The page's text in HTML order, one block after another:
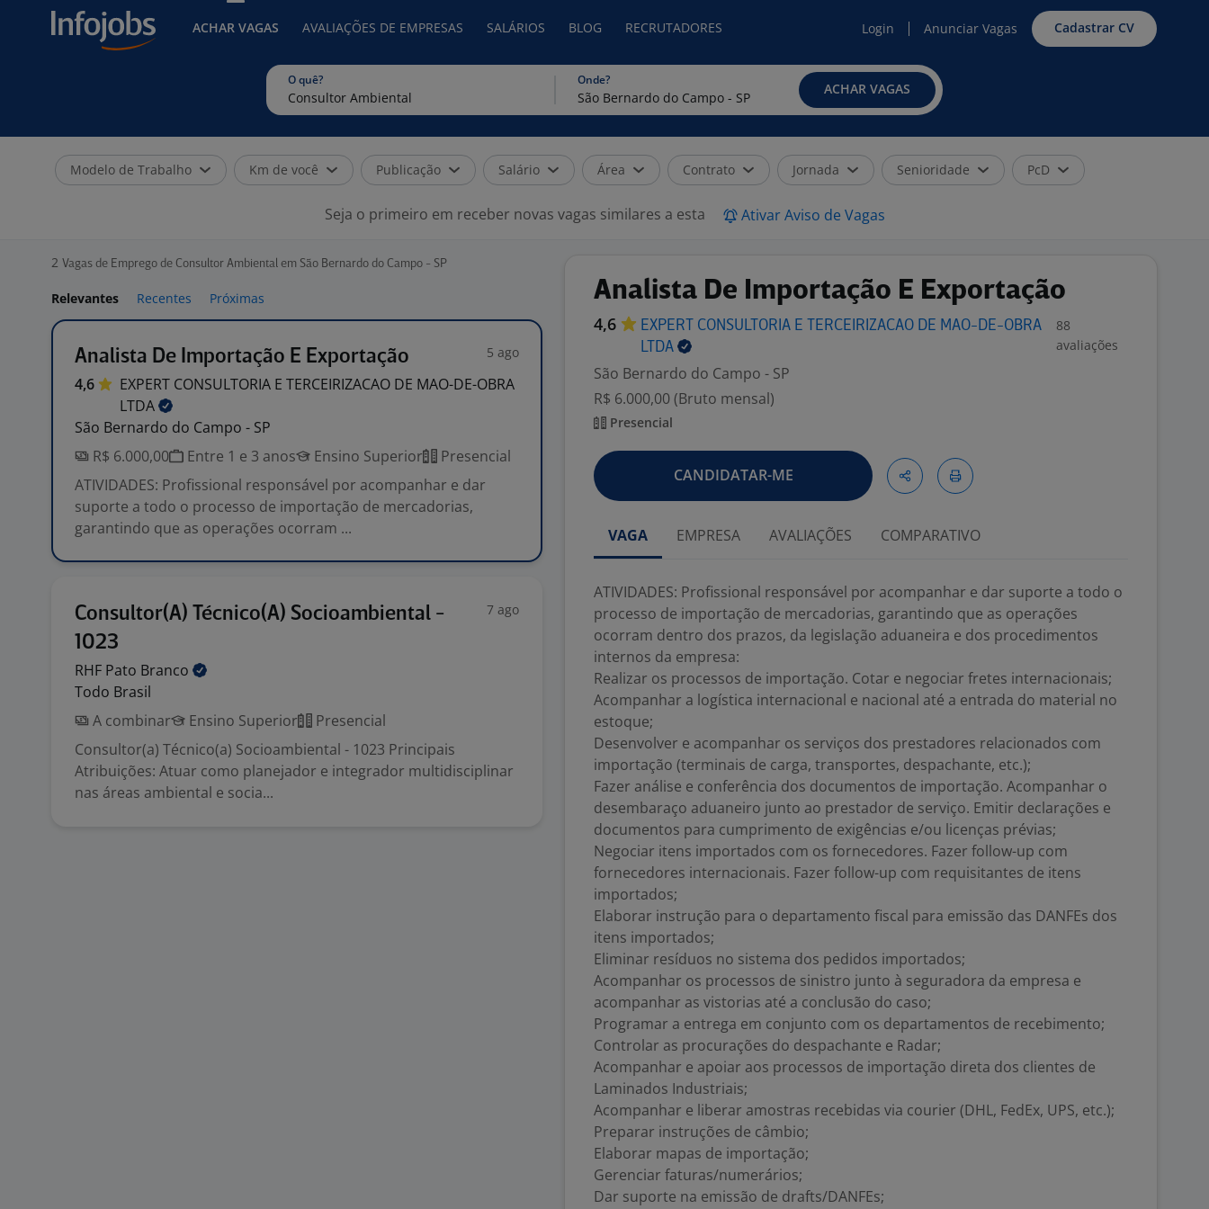
ACHAR VAGAS AVALIAÇÕES DE EMPRESAS SALÁRIOS BLOG RECRUTADORES Login Anunciar Vagas Cadastrar CV
O quê? Onde?
ACHAR VAGAS
Modelo de Trabalho Km de você Publicação Salário Área Contrato Jornada Senioridade PcD
Seja o primeiro em receber novas vagas similares a esta Ativar Aviso de Vagas
2 Vagas de Emprego de Consultor Ambiental em São Bernardo do Campo - SP
Relevantes Recentes Próximas
Analista De Importação E Exportação 5 ago
4,6
EXPERT CONSULTORIA E TERCEIRIZACAO DE MAO-DE-OBRA
LTDA
São Bernardo do Campo - SP
R$ 6.000,00
Entre 1 e 3 anos Ensino Superior
Presencial
ATIVIDADES: Profissional responsável por acompanhar e dar
suporte a todo o processo de importação de mercadorias,
garantindo que as operações ocorram ...
Consultor(A) Técnico(A) Socioambiental -
1023
7 ago
RHF Pato Branco
Todo Brasil
A combinar
Ensino Superior
Presencial
Consultor(a) Técnico(a) Socioambiental - 1023 Principais
Atribuições: Atuar como planejador e integrador multidisciplinar
nas áreas ambiental e socia...
Analista De Importação E Exportação
4,6
EXPERT CONSULTORIA E TERCEIRIZACAO DE MAO-DE-OBRA
LTDA
88
avaliações
São Bernardo do Campo - SP
R$ 6.000,00 (Bruto mensal)
Presencial
CANDIDATAR-ME
VAGA EMPRESA AVALIAÇÕES COMPARATIVO
ATIVIDADES: Profissional responsável por acompanhar e dar suporte a todo o
processo de importação de mercadorias, garantindo que as operações
ocorram dentro dos prazos, da legislação aduaneira e dos procedimentos
internos da empresa:
Realizar os processos de importação. Cotar e negociar fretes internacionais;
Acompanhar a logística internacional e nacional até a entrada do material no
estoque;
Desenvolver e acompanhar os serviços dos prestadores relacionados com
importação (terminais de carga, transportes, despachante, etc.);
Fazer análise e conferência dos documentos de importação. Acompanhar o
desembaraço aduaneiro junto ao prestador de serviço. Emitir declarações e
documentos para cumprimento de exigências e/ou licenças prévias;
Negociar itens importados com os fornecedores. Fazer follow-up com
fornecedores internacionais. Fazer follow-up com requisitantes de itens
importados;
Elaborar instrução para o departamento fiscal para emissão das DANFEs dos
itens importados;
Eliminar resíduos no sistema dos pedidos importados;
Acompanhar os processos de sinistro junto à seguradora da empresa e
acompanhar as vistorias até a conclusão do caso;
Programar a entrega em conjunto com os departamentos de recebimento;
Controlar as procurações do despachante e Radar;
Acompanhar e apoiar aos processos de importação direta dos clientes de
Laminados Industriais;
Acompanhar e liberar amostras recebidas via courier (DHL, FedEx, UPS, etc.);
Preparar instruções de câmbio;
Elaborar mapas de importação;
Gerenciar faturas/numerários;
Dar suporte na emissão de drafts/DANFEs;